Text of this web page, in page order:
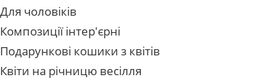
Для чоловіків
Композиції інтер'єрні
Подарункові кошики з квітів
Квіти на річницю весілля